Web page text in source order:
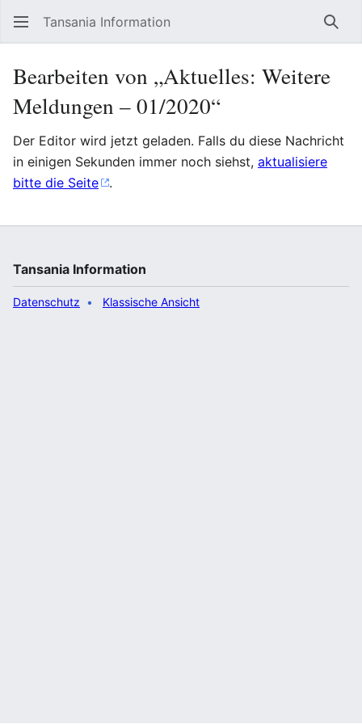
Tansania Information
Bearbeiten von „Aktuelles: Weitere
Meldungen – 01/2020“
Der Editor wird jetzt geladen. Falls du diese Nachricht
in einigen Sekunden immer noch siehst, aktualisiere
bitte die Seite
.
Tansania Information
Datenschutz Klassische Ansicht